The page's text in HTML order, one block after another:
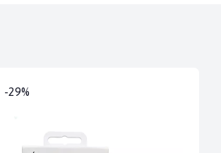
-29%